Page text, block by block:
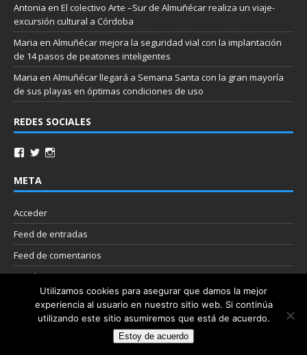
Antonia en El colectivo Arte –Sur de Almuñécar realiza un viaje-
excursión cultural a Córdoba
Maria en Almuñécar mejora la seguridad vial con la implantación
de 14 pasos de peatones inteligentes
Maria en Almuñécar llegará a Semana Santa con la gran mayoría
de sus playas en óptimas condiciones de uso
REDES SOCIALES
META
Acceder
Feed de entradas
Feed de comentarios
WordPress.org
Nube de etiquetas
Copyright © 2026 | Plantilla WordPress por
Utilizamos cookies para asegurar que damos la mejor
experiencia al usuario en nuestro sitio web. Si continúa
utilizando este sitio asumiremos que está de acuerdo.
Estoy de acuerdo